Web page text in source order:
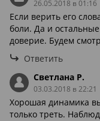
26.05.2018 в 01:16
Если верить его
боли. Да и
доверие. Будем
Ответить
Светлана Р.
03.03.2018 в 22:21
Хорошая динамика
только треть.